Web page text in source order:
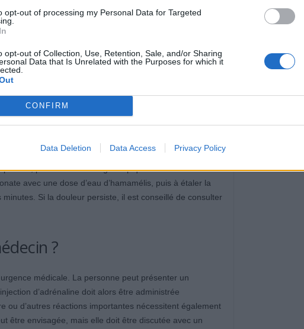
opt-out of processing my Personal Data for Targeted
opt-out of Collection, Use, Retention, Sale, and/or Sharing
Data that Is Unrelated with the Purposes for which it
CONFIRM
Data Deletion Data Access Privacy Policy
soulager la piqûre. Certaines huiles essentielles,
anti-inflammatoires et anesthésiantes. Il suffit
piqûre, en évitant l’exposition au soleil. Cependant, il
pas utiliser ces huiles chez les enfants de moins de 7
est-il efficace ?
peut aider à soulager la piqûre. La recette
avec une dose d’eau d’hamamélis, puis à étaler la
Si la douleur persiste, il est conseillé de consulter
?
médicale. La personne peut présenter un
d’adrénaline doit alors être administrée
ou d’autres réactions importantes nécessitent également
être envisagée, mais elle doit être discutée avec un